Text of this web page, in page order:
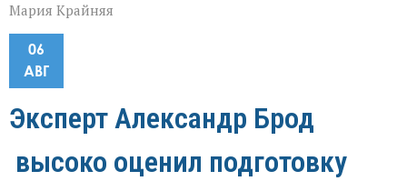
Мария Крайняя
06
АВГ
Эксперт Александр Брод
высоко оценил подготовку